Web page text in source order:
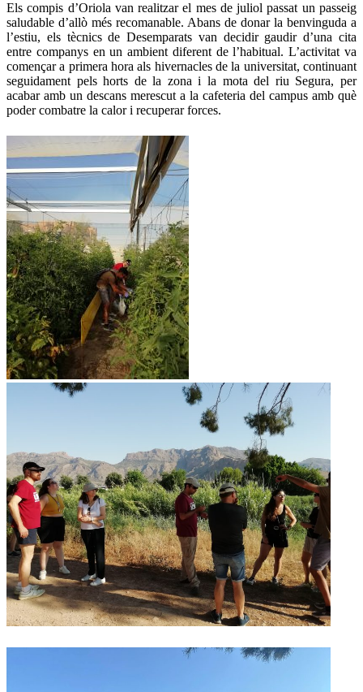
Els compis d’Oriola van realitzar el mes de juliol passat un passeig
saludable d’allò més recomanable. Abans de donar la benvinguda a
l’estiu, els tècnics de Desemparats van decidir gaudir d’una cita
entre companys en un ambient diferent de l’habitual. L’activitat va
començar a primera hora als hivernacles de la universitat, continuant
seguidament pels horts de la zona i la mota del riu Segura, per
acabar amb un descans merescut a la cafeteria del campus amb què
poder combatre la calor i recuperar forces.